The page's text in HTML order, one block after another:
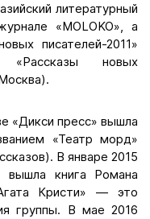
литературный
«MOLOKO», а
писателей-2011»
новых
«Дикси пресс» вышла
«Театр морд»
В январе 2015
вышла книга Романа
Кристи» — это
группы. В мае 2016